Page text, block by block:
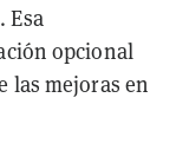
Esa
opcional
las mejoras en